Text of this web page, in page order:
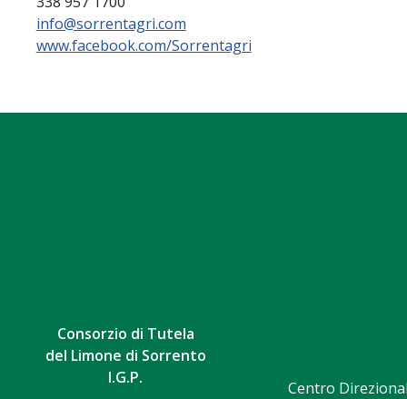
info@sorrentagri.com
www.facebook.com/Sorrentagri
Consorzio di Tutela
del Limone di Sorrento
I.G.P.
Centro